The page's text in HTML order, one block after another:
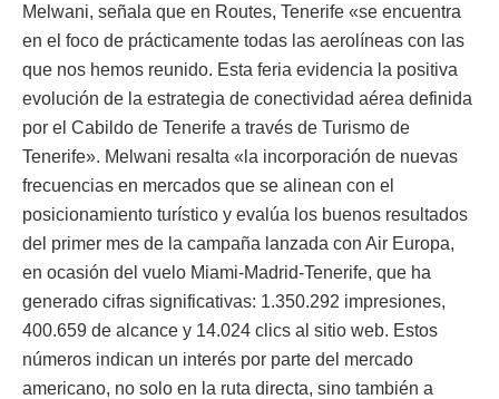
Melwani, señala que en Routes, Tenerife «se encuentra
en el foco de prácticamente todas las aerolíneas con las
que nos hemos reunido. Esta feria evidencia la positiva
evolución de la estrategia de conectividad aérea definida
por el Cabildo de Tenerife a través de Turismo de
Tenerife». Melwani resalta «la incorporación de nuevas
frecuencias en mercados que se alinean con el
posicionamiento turístico y evalúa los buenos resultados
del primer mes de la campaña lanzada con Air Europa,
en ocasión del vuelo Miami-Madrid-Tenerife, que ha
generado cifras significativas: 1.350.292 impresiones,
400.659 de alcance y 14.024 clics al sitio web. Estos
números indican un interés por parte del mercado
americano, no solo en la ruta directa, sino también a